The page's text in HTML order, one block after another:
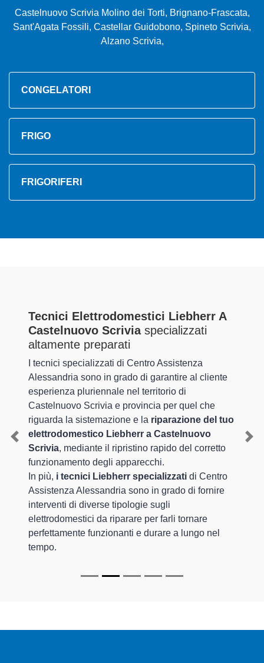
Castelnuovo Scrivia Molino dei Torti, Brignano-Frascata,
Sant'Agata Fossili, Castellar Guidobono, Spineto Scrivia,
Alzano Scrivia,
CONGELATORI
FRIGO
FRIGORIFERI
Tecnici Elettrodomestici Liebherr A
Castelnuovo Scriviaspecializzati
altamente preparati
I tecnici specializzati di Centro Assistenza
Alessandria sono in grado di garantire al cliente
esperienza pluriennale nel territorio di
Castelnuovo Scrivia e provincia per quel che
riguarda la sistemazione e la riparazione del tuo
elettrodomestico Liebherr a Castelnuovo
Scrivia, mediante il ripristino rapido del corretto
funzionamento degli apparecchi.
In più, i tecnici Liebherr specializzati di Centro
Assistenza Alessandria sono in grado di fornire
interventi di diverse tipologie sugli
elettrodomestici da riparare per farli tornare
perfettamente funzionanti e durare a lungo nel
tempo.
Previous